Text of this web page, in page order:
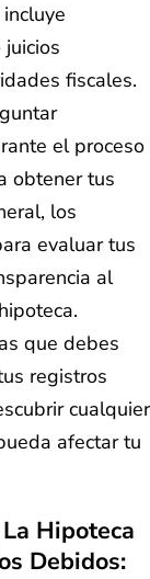
fiscales.
el proceso
obtener tus
los
evaluar tus
al
que debes
registros
cualquier
afectar tu
Hipoteca
Debidos: